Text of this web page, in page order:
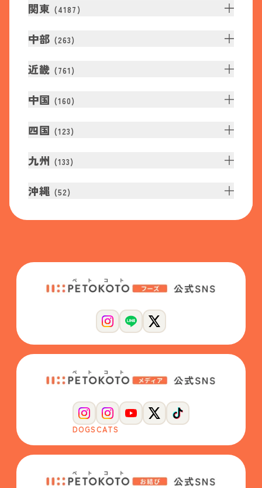
関東 (4187 )
中部 (263)
近畿 (761 )
中国 (160)
四国 (123)
九州 (133)
沖縄 (52)
DOGSCATS